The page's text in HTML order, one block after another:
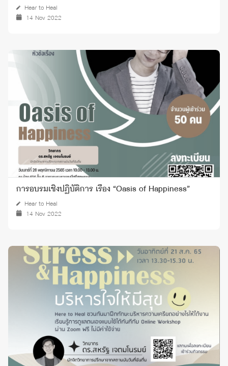
Hear to Heal
14 Nov 2022
การอบรมเชิงปฏิบัติการ เรื่อง “Oasis of Happiness”
Hear to Heal
14 Nov 2022